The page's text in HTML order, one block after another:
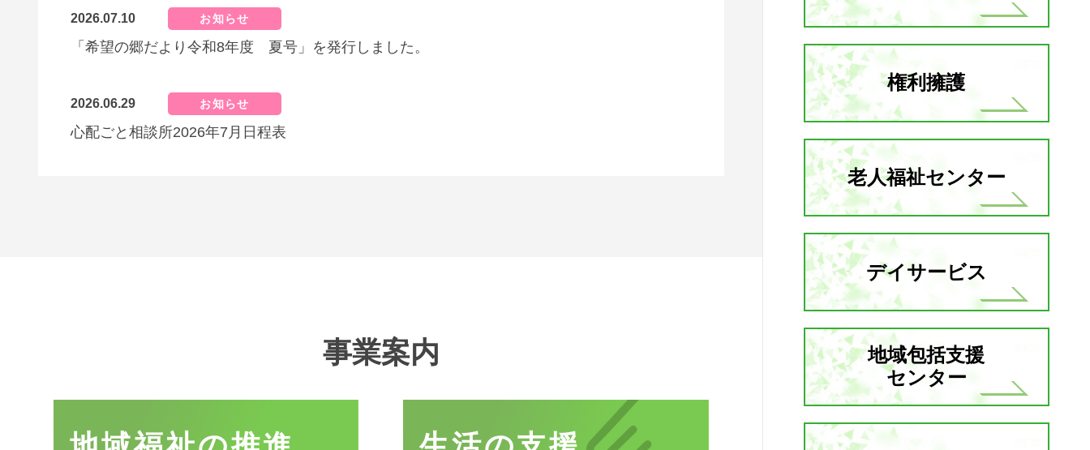
2026.07.10 お知らせ
「希望の郷だより令和8年度 夏号」を発行しました。
2026.06.29 お知らせ
心配ごと相談所2026年7月日程表
事業案内
権利擁護
老人福祉センター
デイサービス
地域包括支援
センター